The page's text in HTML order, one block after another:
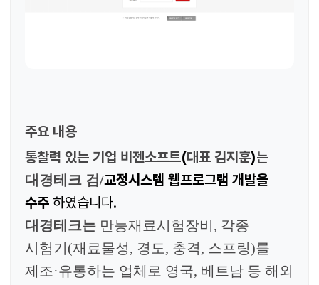
주요 내용
통찰력 있는 기업 비젠소프트(대표 김지훈)는
대경테크 검/교정시스템 웹프로그램 개발을
수주 하였습니다.
대경테크는 만능재료시험장비, 각종
시험기(재료물성, 경도, 충격, 스프링)를
제조·유통하는 업체로 영국, 베트남 등 해외